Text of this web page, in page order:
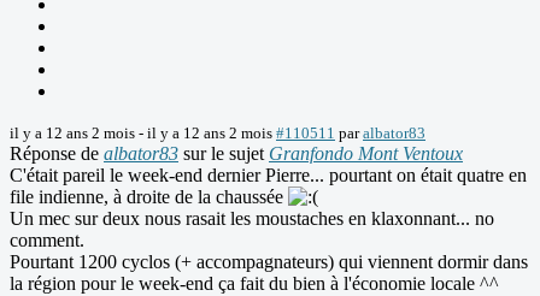
il y a 12 ans 2 mois - il y a 12 ans 2 mois #110511 paralbator83
Réponse de albator83 sur le sujet Granfondo Mont Ventoux
C'était pareil le week-end dernier Pierre... pourtant on était quatre en
file indienne, à droite de la chaussée
Un mec sur deux nous rasait les moustaches en klaxonnant... no
comment.
Pourtant 1200 cyclos (+ accompagnateurs) qui viennent dormir dans
la région pour le week-end ça fait du bien à l'économie locale ^^